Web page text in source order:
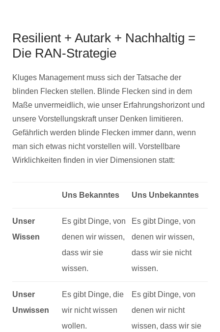
Resilient + Autark + Nachhaltig =
Die RAN-Strategie
Kluges Management muss sich der Tatsache der
blinden Flecken stellen. Blinde Flecken sind in dem
Maße unvermeidlich, wie unser Erfahrungshorizont und
unsere Vorstellungskraft unser Denken limitieren.
Gefährlich werden blinde Flecken immer dann, wenn
man sich etwas nicht vorstellen will. Vorstellbare
Wirklichkeiten finden in vier Dimensionen statt:
Uns Bekanntes Uns Unbekanntes
Unser
Wissen
Es gibt Dinge, von
denen wir wissen,
dass wir sie
wissen.
Es gibt Dinge, von
denen wir wissen,
dass wir sie nicht
wissen.
Unser
Unwissen
Es gibt Dinge, die
wir nicht wissen
wollen.
Es gibt Dinge, von
denen wir nicht
wissen, dass wir sie